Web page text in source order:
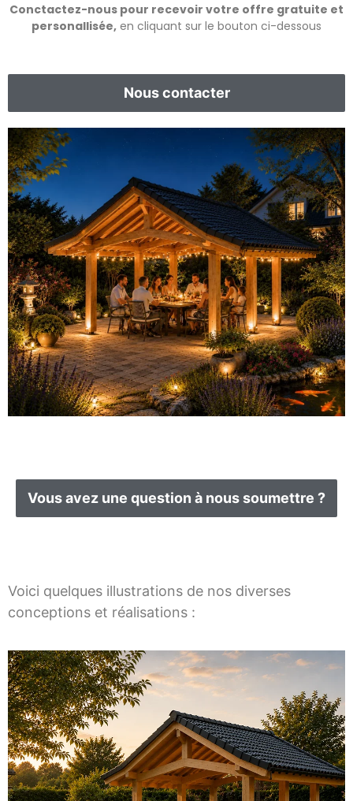
Conctactez-nous pour recevoir votre offre gratuite et
personallisée, en cliquant sur le bouton ci-dessous
Nous contacter
Vous avez une question à nous soumettre ?
Voici quelques illustrations de nos diverses
conceptions et réalisations :